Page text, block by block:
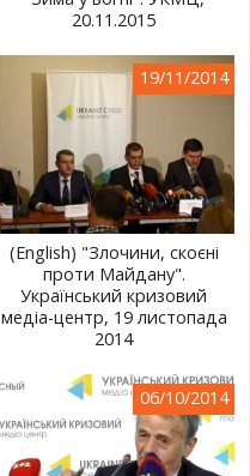
20.11.2015
19/11/2014
(English) "Злочини, скоєні
проти Майдану".
Український кризовий
медіа-центр, 19 листопада
2014
06/10/2014